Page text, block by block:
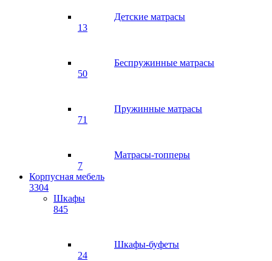
Детские матрасы
13
Беспружинные матрасы
50
Пружинные матрасы
71
Матрасы-топперы
7
Корпусная мебель
3304
Шкафы
845
Шкафы-буфеты
24